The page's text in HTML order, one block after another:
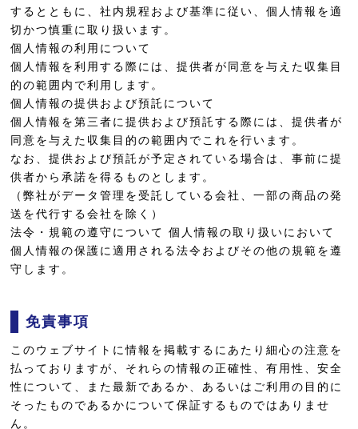
するとともに、社内規程および基準に従い、個人情報を適
切かつ慎重に取り扱います。
個人情報の利用について
個人情報を利用する際には、提供者が同意を与えた収集目
的の範囲内で利用します。
個人情報の提供および預託について
個人情報を第三者に提供および預託する際には、提供者が
同意を与えた収集目的の範囲内でこれを行います。
なお、提供および預託が予定されている場合は、事前に提
供者から承諾を得るものとします。
（弊社がデータ管理を受託している会社、一部の商品の発
送を代行する会社を除く）
法令・規範の遵守について 個人情報の取り扱いにおいて
個人情報の保護に適用される法令およびその他の規範を遵
守します。
免責事項
このウェブサイトに情報を掲載するにあたり細心の注意を
払っておりますが、それらの情報の正確性、有用性、安全
性について、また最新であるか、あるいはご利用の目的に
そったものであるかについて保証するものではありませ
ん。